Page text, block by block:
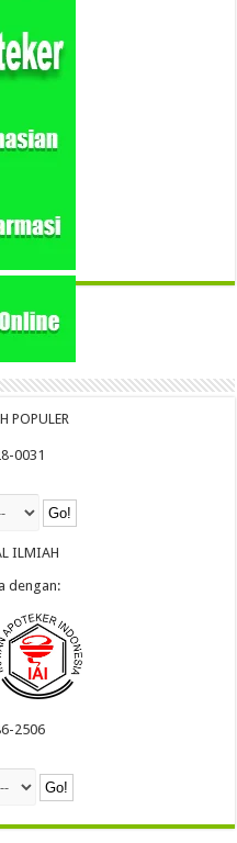
POPULER
0031
ILMIAH
dengan:
2506